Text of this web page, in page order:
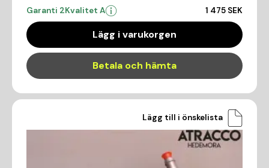
Garanti 2Kvalitet A 1 475 SEK
Lägg i varukorgen
Betala och hämta
Lägg till i önskelista